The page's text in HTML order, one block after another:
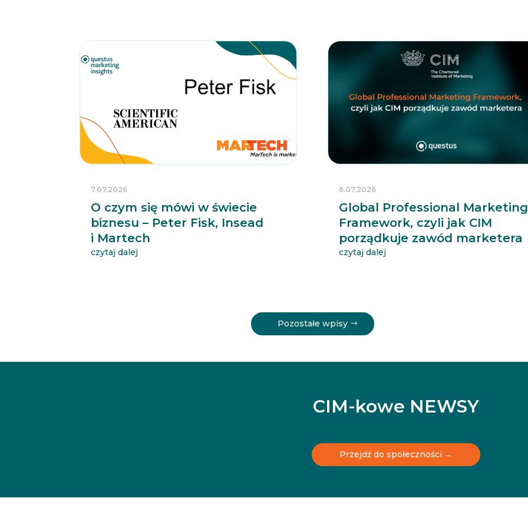
O czym się mówi w świecie
biznesu – Peter Fisk, Insead
i Martech
7.07.2026
czytaj dalej
Global Professional Marketing
Framework, czyli jak CIM
porządkuje zawód marketera
6.07.2026
czytaj dalej
Pozostałe wpisy
CIM-kowe NEWSY
Przejdź do społeczności →